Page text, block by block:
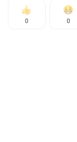
0 0